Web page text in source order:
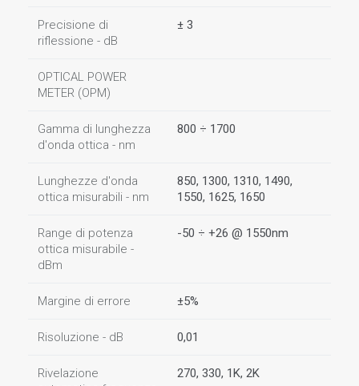
Precisione di
riflessione - dB
± 3
OPTICAL POWER
METER (OPM)
Gamma di lunghezza
d'onda ottica - nm
800 ÷ 1700
Lunghezze d'onda
ottica misurabili - nm
850, 1300, 1310, 1490,
1550, 1625, 1650
Range di potenza
ottica misurabile -
dBm
-50 ÷ +26 @ 1550nm
Margine di errore ±5%
Risoluzione - dB 0,01
Rivelazione
270, 330, 1K, 2K